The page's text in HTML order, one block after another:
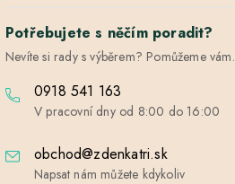
Potřebujete s něčím poradit?
Nevíte si rady s výběrem? Pomůžeme vám.
0918 541 163
V pracovní dny od 8:00 do 16:00
obchod@zdenkatri.sk
Napsat nám můžete kdykoliv